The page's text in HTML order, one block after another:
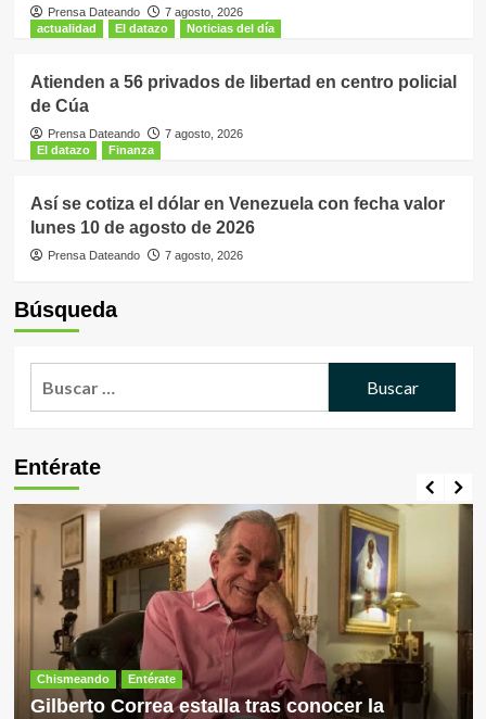
Prensa Dateando
7 agosto, 2026
actualidad
El datazo Noticias del día
Atienden a 56 privados de libertad en centro policial
de Cúa
Prensa Dateando
7 agosto, 2026
El datazo
Finanza
Así se cotiza el dólar en Venezuela con fecha valor
lunes 10 de agosto de 2026
Prensa Dateando 7 agosto, 2026
Búsqueda
Entérate
Chismeando Entérate
Gilberto Correa estalla tras conocer la